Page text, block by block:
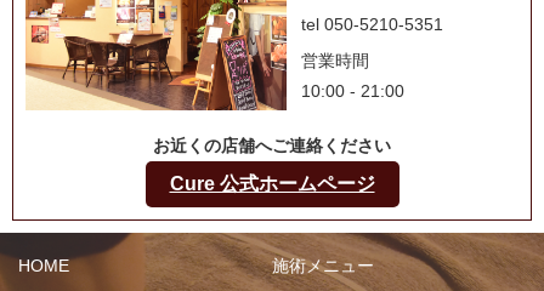
tel 050-5210-5351
営業時間
10:00 - 21:00
お近くの店舗へご連絡ください
Cure 公式ホームページ
HOME
施術メニュー